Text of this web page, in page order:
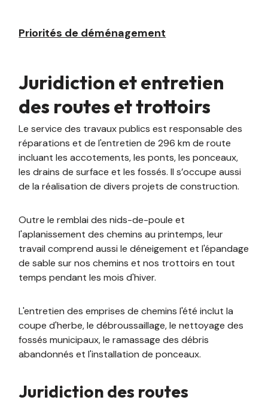
Priorités de déménagement
Juridiction et entretien
des routes et trottoirs
Le service des travaux publics est responsable des
réparations et de l'entretien de 296 km de route
incluant les accotements, les ponts, les ponceaux,
les drains de surface et les fossés. Il s’occupe aussi
de la réalisation de divers projets de construction.
Outre le remblai des nids-de-poule et
l'aplanissement des chemins au printemps, leur
travail comprend aussi le déneigement et l'épandage
de sable sur nos chemins et nos trottoirs en tout
temps pendant les mois d'hiver.
L'entretien des emprises de chemins l'été inclut la
coupe d'herbe, le débroussaillage, le nettoyage des
fossés municipaux, le ramassage des débris
abandonnés et l'installation de ponceaux.
Juridiction des routes